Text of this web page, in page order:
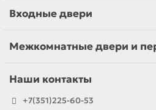
Входные двери
Межкомнатные двери и
Наши контакты
+7(351)225-60-53